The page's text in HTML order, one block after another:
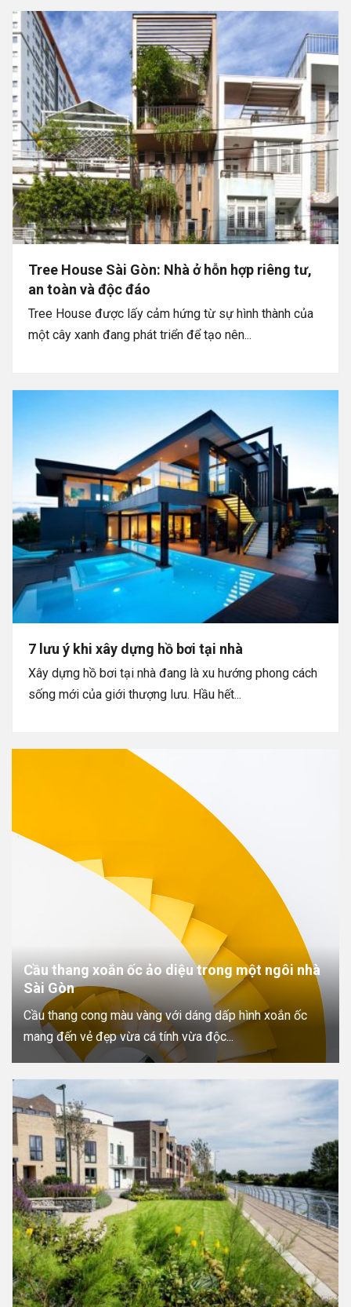
Tree House Sài Gòn: Nhà ở hỗn hợp riêng tư,
an toàn và độc đáo
Tree House được lấy cảm hứng từ sự hình thành của
một cây xanh đang phát triển để tạo nên...
7 lưu ý khi xây dựng hồ bơi tại nhà
Xây dựng hồ bơi tại nhà đang là xu hướng phong cách
sống mới của giới thượng lưu. Hầu hết...
Cầu thang xoắn ốc ảo diệu trong một ngôi nhà
Sài Gòn
Cầu thang cong màu vàng với dáng dấp hình xoắn ốc
mang đến vẻ đẹp vừa cá tính vừa độc...